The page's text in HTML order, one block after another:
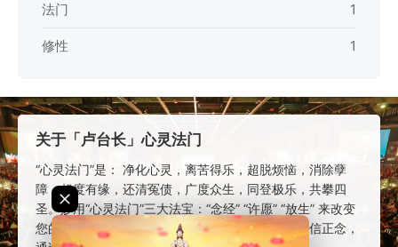
法门 1
修性 1
关于「卢台长」心灵法门
“心灵法门”是： 净化心灵，离苦得乐，超脱烦恼，消除孽
障，超度有缘，还清冤债，广度众生，同登极乐，共攀四
圣。妙用“心灵法门”三大法宝：“念经” “许愿” “放生” 来改变
您的命运。 “卢台长”的 “心灵法门”，让信众树立正信正念，